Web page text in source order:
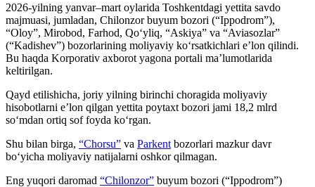
2026-yilning yanvar–mart oylarida Toshkentdagi yettita savdo
majmuasi, jumladan, Chilonzor buyum bozori (“Ippodrom”),
“Oloy”, Mirobod, Farhod, Qo‘yliq, “Askiya” va “Aviasozlar”
(“Kadishev”) bozorlarining moliyaviy ko‘rsatkichlari e’lon qilindi.
Bu haqda Korporativ axborot yagona portali ma’lumotlarida
keltirilgan.
Qayd etilishicha, joriy yilning birinchi choragida moliyaviy
hisobotlarni e’lon qilgan yettita poytaxt bozori jami 18,2 mlrd
so‘mdan ortiq sof foyda ko‘rgan.
Shu bilan birga, “Chorsu” va Parkent bozorlari mazkur davr
bo‘yicha moliyaviy natijalarni oshkor qilmagan.
Eng yuqori daromad “Chilonzor” buyum bozori (“Ippodrom”)